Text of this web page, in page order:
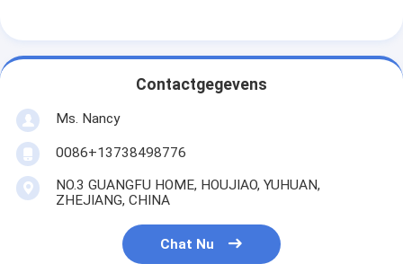
Contactgegevens
Ms. Nancy
0086+13738498776
NO.3 GUANGFU HOME, HOUJIAO, YUHUAN,
ZHEJIANG, CHINA
Chat Nu